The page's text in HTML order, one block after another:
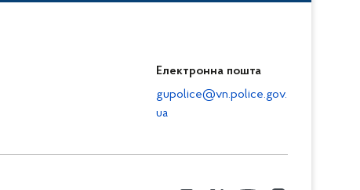
Електронна пошта
gupolice@vn.police.gov.
ua